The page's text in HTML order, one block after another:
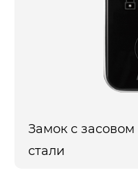
Замок с
стали